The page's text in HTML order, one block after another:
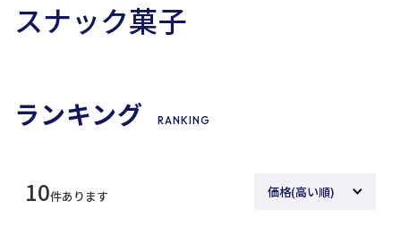
スナック菓子
ランキング RANKING
10件あります